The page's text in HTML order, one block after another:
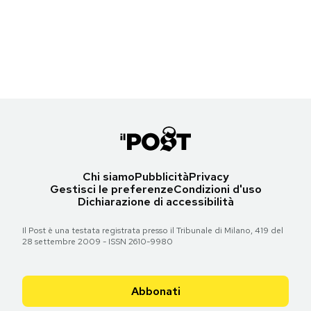
Chi siamoPubblicitàPrivacy
Gestisci le preferenzeCondizioni d'uso
Dichiarazione di accessibilità
Il Post è una testata registrata presso il Tribunale di Milano, 419 del
28 settembre 2009 - ISSN 2610-9980
Abbonati